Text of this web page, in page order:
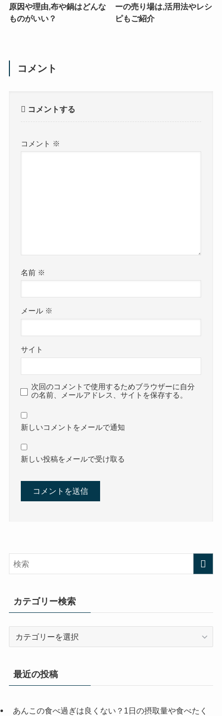
原因や理由,布や鍋はどんな
ものがいい？
ーの売り場は,活用法やレシ
ピもご紹介
コメント
コメントする
コメント ※
名前 ※
メール ※
サイト
次回のコメントで使用するためブラウザーに自分
の名前、メールアドレス、サイトを保存する。
新しいコメントをメールで通知
新しい投稿をメールで受け取る
カテゴリー検索
リ
索
最近の投稿
あんこの食べ過ぎは良くない？1日の摂取量や食べたく